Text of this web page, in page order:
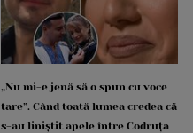
„Nu mi-e jenă să o spun cu voce
tare”. Când toată lumea credea că
s-au liniștit apele între Codruța